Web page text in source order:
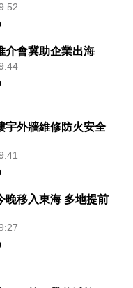
介會冀助企業出海
宇外牆維修防火安全
晚移入東海 多地提前